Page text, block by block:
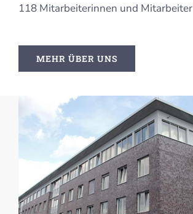
118 Mitarbeiterinnen und Mitarbeiter
MEHR ÜBER UNS